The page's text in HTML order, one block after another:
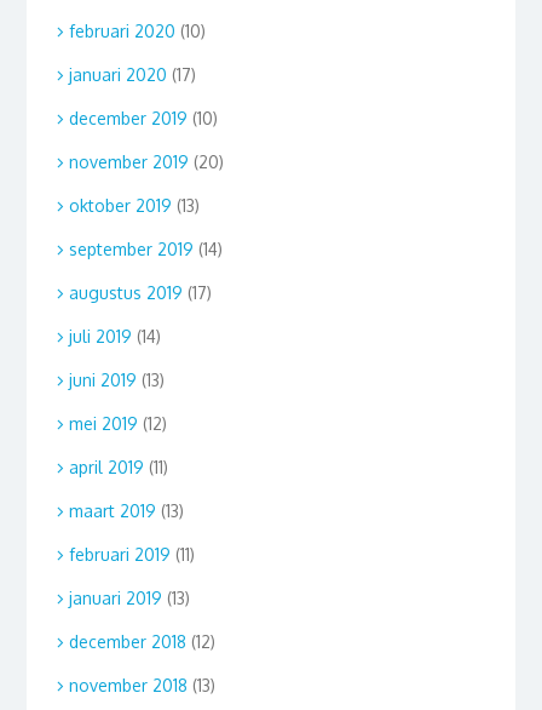
februari 2020 (10)
januari 2020 (17)
december 2019 (10)
november 2019 (20)
oktober 2019 (13)
september 2019 (14)
augustus 2019 (17)
juli 2019 (14)
juni 2019 (13)
mei 2019 (12)
april 2019 (11)
maart 2019 (13)
februari 2019 (11)
januari 2019 (13)
december 2018 (12)
november 2018 (13)